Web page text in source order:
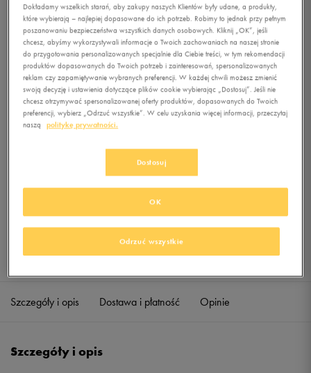
ADIDAS T-SHIRT SS TRF
GRAPHIC
0.0 (0 )
39,99złz Vat
+ 200 PKT WKLUBIE 50 STYLE
Produkt niedostępny
Wybierz rozmiar
M Powiadom o dostępności
Sprawdź dostępność w salonach
Szczegóły i opis Dostawa i płatność Opinie
Szczegóły i opis
Dokładamy wszelkich starań, aby zakupy naszych Klientów były udane, a produkty,
które wybierają – najlepiej dopasowane do ich potrzeb. Robimy to jednak przy pełnym
poszanowaniu bezpieczeństwa wszystkich danych osobowych. Kliknij „OK”, jeśli
chcesz, abyśmy wykorzystywali informacje o Twoich zachowaniach na naszej stronie
do przygotowania personalizowanych specjalnie dla Ciebie treści, w tym rekomendacji
produktów dopasowanych do Twoich potrzeb i zainteresowań, spersonalizowanych
reklam czy zapamiętywanie wybranych preferencji. W każdej chwili możesz zmienić
swoją decyzję i ustawienia dotyczące plików cookie wybierając „Dostosuj”. Jeśli nie
chcesz otrzymywać spersonalizowanej oferty produktów, dopasowanych do Twoich
preferencji, wybierz „Odrzuć wszystkie”. W celu uzyskania więcej informacji, przeczytaj
naszą politykę prywatności.
Dostosuj
Odrzuć wszystkie
OK